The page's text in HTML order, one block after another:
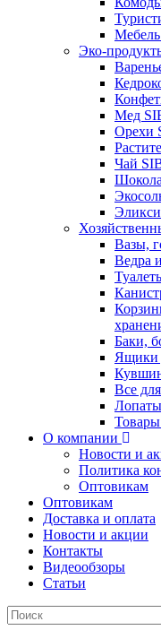
Эко-
Мед
Орехи
Чай
Вазы,
Ведра
Баки,
Ящики
Все
Лопаты
О компании
Новости и
Политика
Оптовикам
Оптовикам
Доставка и оплата
Новости и акции
Контакты
Видеообзоры
Статьи